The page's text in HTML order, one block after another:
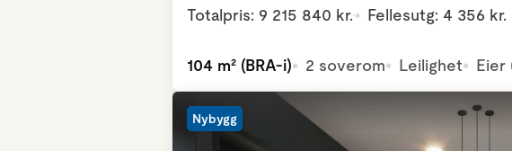
Totalpris: 9 215 840 kr. Fellesutg: 4 356 kr.
104 m² (BRA-i) 2 soverom Leilighet Eier
Nybygg